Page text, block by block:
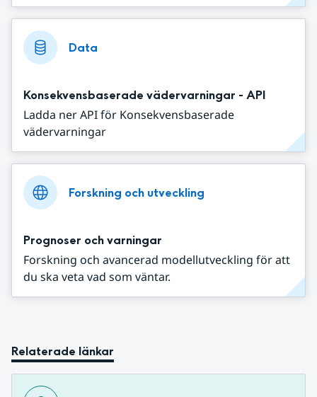
Data
Konsekvensbaserade vädervarningar - API
Ladda ner API för Konsekvensbaserade
vädervarningar
Forskning och utveckling
Prognoser och varningar
Forskning och avancerad modellutveckling för att
du ska veta vad som väntar.
Relaterade länkar